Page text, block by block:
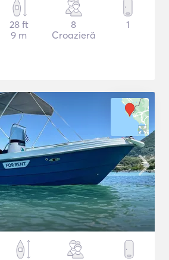
28 ft
9 m
8
Croazieră
1